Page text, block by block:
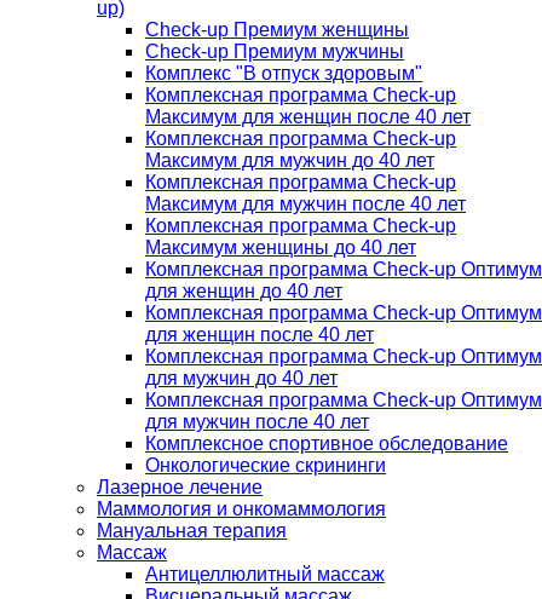
up)
Check-up Премиум женщины
Check-up Премиум мужчины
Комплекс "В отпуск здоровым"
Комплексная программа Check-up
Максимум для женщин после 40 лет
Комплексная программа Check-up
Максимум для мужчин до 40 лет
Комплексная программа Check-up
Максимум для мужчин после 40 лет
Комплексная программа Check-up
Максимум женщины до 40 лет
Комплексная программа Check-up Оптимум
для женщин до 40 лет
Комплексная программа Check-up Оптимум
для женщин после 40 лет
Комплексная программа Check-up Оптимум
для мужчин до 40 лет
Комплексная программа Check-up Оптимум
для мужчин после 40 лет
Комплексное спортивное обследование
Онкологические скрининги
Лазерное лечение
Маммология и онкомаммология
Мануальная терапия
Массаж
Антицеллюлитный массаж